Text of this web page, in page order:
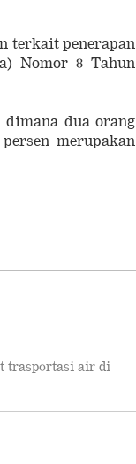
terkait penerapan
Nomor 8 Tahun
dimana dua orang
merupakan
trasportasi air di